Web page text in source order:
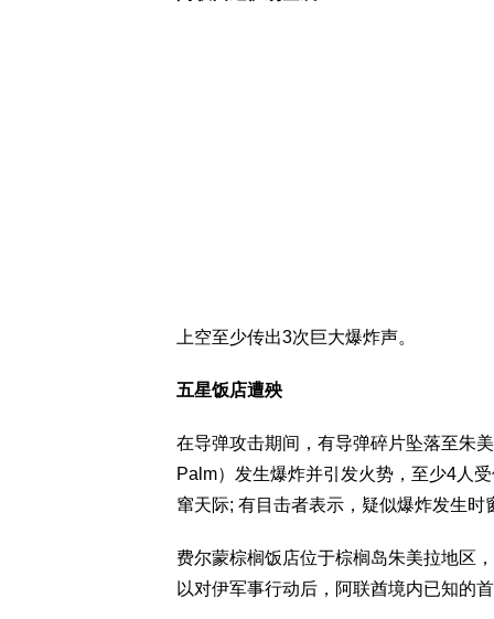
上空至少传出3次巨大爆炸声。
五星饭店遭殃
在导弹攻击期间，有导弹碎片坠落至朱
Palm）发生爆炸并引发火势，至少4人
窜天际; 有目击者表示，疑似爆炸发生时
费尔蒙棕榈饭店位于棕榈岛朱美拉地区
以对伊军事行动后，阿联酋境内已知的